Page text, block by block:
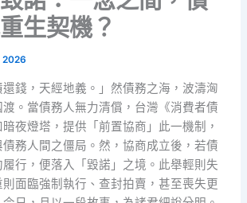
生契機？
2026
錢，天經地義。」然債務之海，波濤洶
。當債務人無力清償，台灣《消費者債
夜燈塔，提供「前置協商」此一機制，
務人間之僵局。然，協商成立後，若債
行，便落入「毀諾」之境。此舉輕則失
面臨強制執行、查封拍賣，甚至喪失更